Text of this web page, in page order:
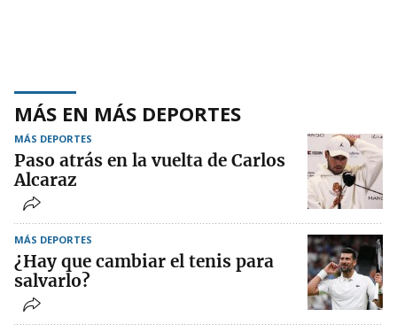
MÁS EN MÁS DEPORTES
MÁS DEPORTES
Paso atrás en la vuelta de Carlos
Alcaraz
MÁS DEPORTES
¿Hay que cambiar el tenis para
salvarlo?